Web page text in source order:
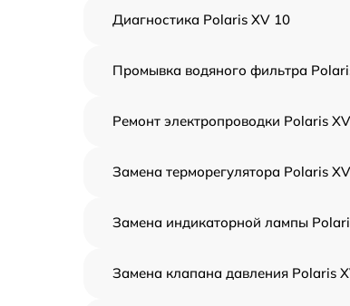
Диагностика Polaris XV 10
Промывка водяного фильтра
Ремонт электропроводки Polaris
Замена терморегулятора Polaris
Замена индикаторной лампы
Замена клапана давления Polaris